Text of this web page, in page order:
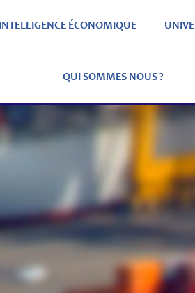
ÉCONOMIQUE
QUI SOMMES NOUS ?